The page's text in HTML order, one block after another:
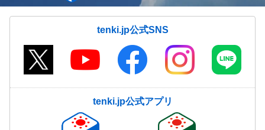
tenki.jp公式SNS
tenki.jp公式アプリ